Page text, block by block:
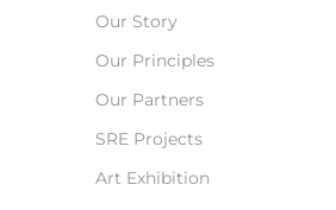
Our Story
Our Principles
Our Partners
SRE Projects
Art Exhibition